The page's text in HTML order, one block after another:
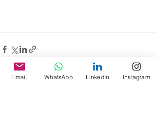
Email WhatsApp LinkedIn Instagram